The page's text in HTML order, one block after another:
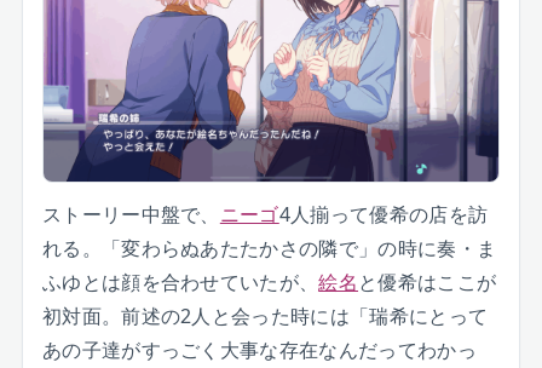
ストーリー中盤で、 ニーゴ4人揃って優希の店を訪
れる。「変わらぬあたたかさの隣で」の時に奏・ま
ふゆとは顔を合わせていたが、絵名と優希はここが
初対面。前述の2人と会った時には「瑞希にとって
あの子達がすっごく大事な存在なんだってわかっ